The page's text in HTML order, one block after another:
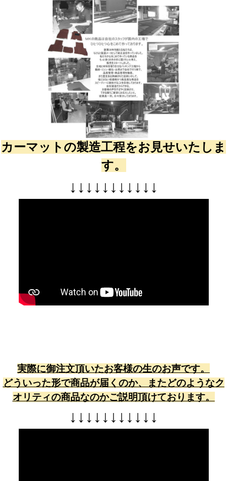
カーマットの製造工程をお見せいたしま
す。
↓ ↓ ↓ ↓ ↓ ↓ ↓ ↓ ↓ ↓ ↓
実際に御注文頂いたお客様の生のお声です。
どういった形で商品が届くのか、またどのようなク
オリティの商品なのかご説明頂けております。
↓ ↓ ↓ ↓ ↓ ↓ ↓ ↓ ↓ ↓ ↓